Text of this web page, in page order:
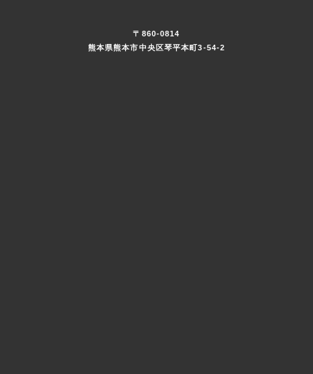
〒860-0814
熊本県熊本市中央区琴平本町3-54-2